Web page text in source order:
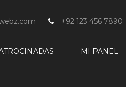
+92 123 456 7890
MI PANEL